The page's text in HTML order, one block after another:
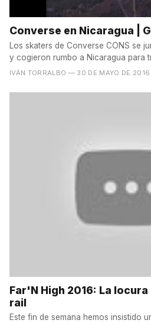
Converse en Nicaragua |
Los skaters de Converse CONS se
y cogieron rumbo a Nicaragua para
IVÁN TORRALBO — 30 DE MAYO DE 2016
Far'N High 2016: La
rail
Este fin de semana hemos insistido